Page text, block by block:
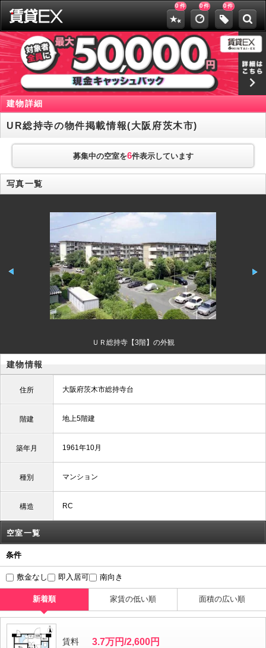
0 件 0件 0件
建物詳細
UR総持寺の物件掲載情報(大阪府茨木市)
募集中の空室を6件表示しています
写真一覧
ＵＲ総持寺【3階】の外観
建物情報
住所 大阪府茨木市総持寺台
階建 地上5階建
築年月 1961年10月
種別 マンション
構造 RC
空室一覧
条件
敷金なし 即入居可 南向き
新着順 家賃の低い順 面積の広い順
賃料 3.7万円/2,600円